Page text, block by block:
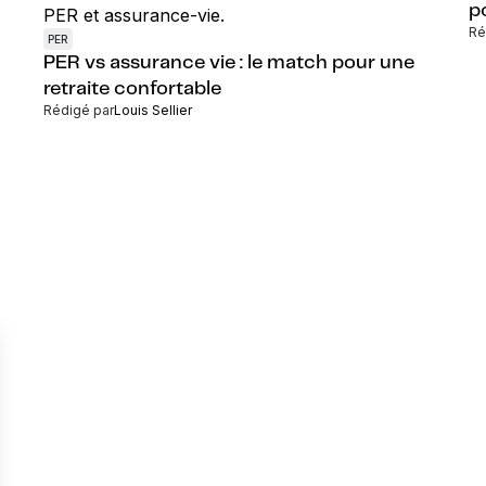
PER
PER vs assurance vie : le match pour une
retraite confortable
Rédigé parLouis Sellier